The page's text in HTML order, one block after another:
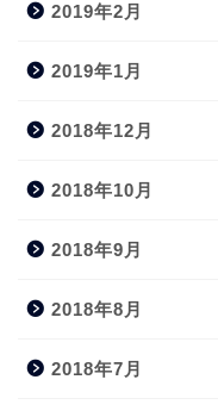
2019年2月
2019年1月
2018年12月
2018年10月
2018年9月
2018年8月
2018年7月